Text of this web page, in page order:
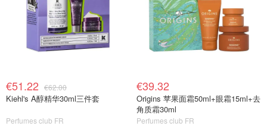
€51.22 €62.00
Kiehl's A醇精华30ml三件套
Perfumes club FR
€39.32
Origins 苹果面霜50ml+眼霜15ml+去
角质霜30ml
Perfumes club FR